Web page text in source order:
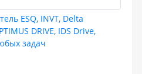
ESQ, INVT, Delta
DRIVE, IDS Drive,
задач